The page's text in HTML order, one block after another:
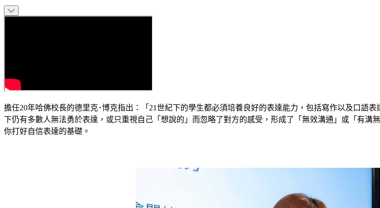
擔任20年哈佛校長的德里克･博克指出：「21世紀下的學生都必須培養良好的表達能力，包括寫作以及口語
下仍有多數人無法勇於表達，或只重視自己「想說的」而忽略了對方的感受，形成了「無效溝通」或「有
你打好自信表達的基礎。